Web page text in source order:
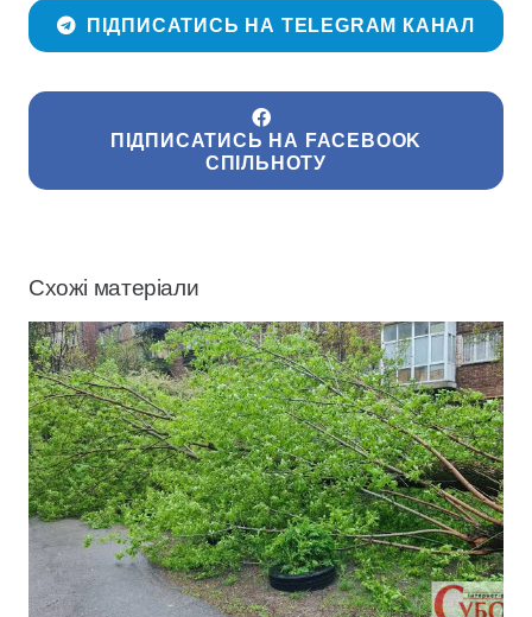
ПІДПИСАТИСЬ НА TELEGRAM КАНАЛ
ПІДПИСАТИСЬ НА FACEBOOK
СПІЛЬНОТУ
Схожі матеріали